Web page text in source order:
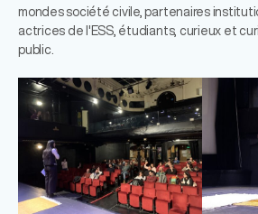
mondes société civile, partenaires
actrices de l'ESS, étudiants, curieux et
public.